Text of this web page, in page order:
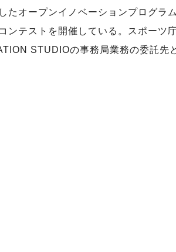
たオープンイノベーションプログラ
ンテストを開催している。スポーツ
STUDIOの事務局業務の委託先